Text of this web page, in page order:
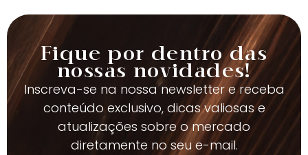
Fique por dentro das
nossas novidades!
Inscreva-se na nossa newsletter e receba
conteúdo exclusivo, dicas valiosas e
atualizações sobre o mercado
diretamente no seu e-mail.